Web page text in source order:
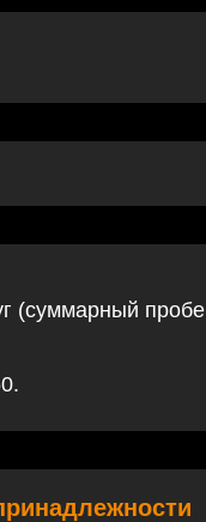
(суммарный